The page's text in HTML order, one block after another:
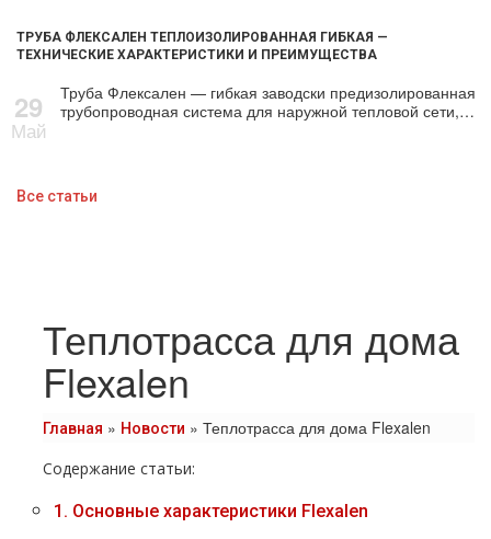
ТРУБА ФЛЕКСАЛЕН ТЕПЛОИЗОЛИРОВАННАЯ ГИБКАЯ —
ТЕХНИЧЕСКИЕ ХАРАКТЕРИСТИКИ И ПРЕИМУЩЕСТВА
29
Май
Труба Флексален — гибкая заводски предизолированная
трубопроводная система для наружной тепловой сети,…
Все статьи
Теплотрасса для дома
Flexalen
Главная » Новости » Теплотрасса для дома Flexalen
Содержание статьи:
1. Основные характеристики Flexalen